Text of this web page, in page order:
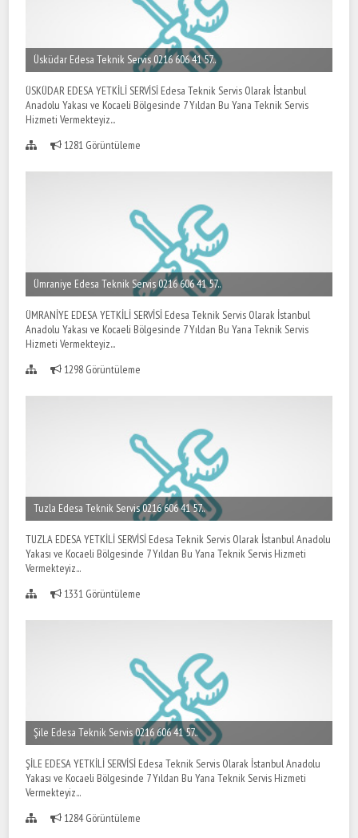
Üsküdar Edesa Teknik Servis 0216 606 41 57..
ÜSKÜDAR EDESA YETKİLİ SERVİSİ Edesa Teknik Servis Olarak İstanbul
Anadolu Yakası ve Kocaeli Bölgesinde 7 Yıldan Bu Yana Teknik Servis
Hizmeti Vermekteyiz...
1281 Görüntüleme
Ümraniye Edesa Teknik Servis 0216 606 41 57..
ÜMRANİYE EDESA YETKİLİ SERVİSİ Edesa Teknik Servis Olarak İstanbul
Anadolu Yakası ve Kocaeli Bölgesinde 7 Yıldan Bu Yana Teknik Servis
Hizmeti Vermekteyiz...
1298 Görüntüleme
Tuzla Edesa Teknik Servis 0216 606 41 57..
TUZLA EDESA YETKİLİ SERVİSİ Edesa Teknik Servis Olarak İstanbul Anadolu
Yakası ve Kocaeli Bölgesinde 7 Yıldan Bu Yana Teknik Servis Hizmeti
Vermekteyiz...
1331 Görüntüleme
Şile Edesa Teknik Servis 0216 606 41 57..
ŞİLE EDESA YETKİLİ SERVİSİ Edesa Teknik Servis Olarak İstanbul Anadolu
Yakası ve Kocaeli Bölgesinde 7 Yıldan Bu Yana Teknik Servis Hizmeti
Vermekteyiz...
1284 Görüntüleme